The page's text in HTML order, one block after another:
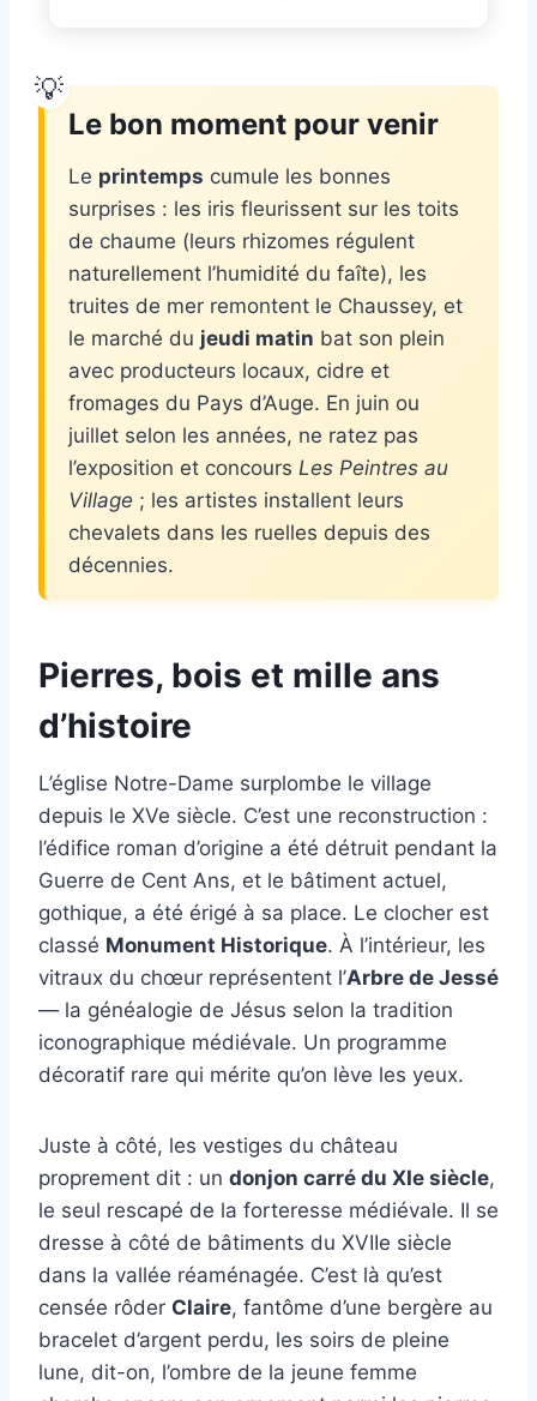
Le bon moment pour venir
Le printemps cumule les bonnes
surprises : les iris fleurissent sur les toits
de chaume (leurs rhizomes régulent
naturellement l’humidité du faîte), les
truites de mer remontent le Chaussey, et
le marché du jeudi matin bat son plein
avec producteurs locaux, cidre et
fromages du Pays d’Auge. En juin ou
juillet selon les années, ne ratez pas
l’exposition et concours Les Peintres au
Village ; les artistes installent leurs
chevalets dans les ruelles depuis des
décennies.
Pierres, bois et mille ans
d’histoire
L’église Notre-Dame surplombe le village
depuis le XVe siècle. C’est une reconstruction :
l’édifice roman d’origine a été détruit pendant la
Guerre de Cent Ans, et le bâtiment actuel,
gothique, a été érigé à sa place. Le clocher est
classé Monument Historique. À l’intérieur, les
vitraux du chœur représentent l’Arbre de Jessé
— la généalogie de Jésus selon la tradition
iconographique médiévale. Un programme
décoratif rare qui mérite qu’on lève les yeux.
Juste à côté, les vestiges du château
proprement dit : un donjon carré du XIe siècle,
le seul rescapé de la forteresse médiévale. Il se
dresse à côté de bâtiments du XVIIe siècle
dans la vallée réaménagée. C’est là qu’est
censée rôder Claire, fantôme d’une bergère au
bracelet d’argent perdu, les soirs de pleine
lune, dit-on, l’ombre de la jeune femme